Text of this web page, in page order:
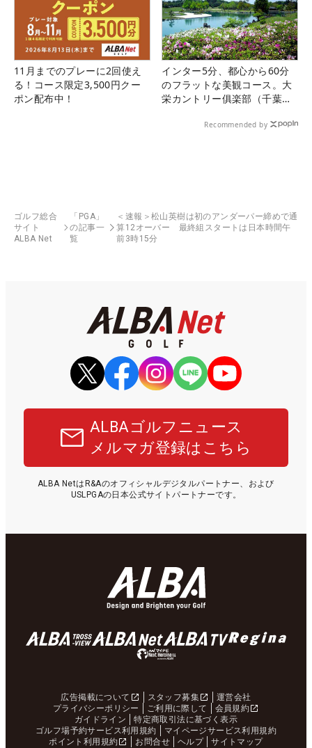
11月までのプレーに2回使え
る！コース限定3,500円クー
ポン配布中！
インター5分、都心から60分
のフラットな美観コース。大
栄カントリー俱楽部（千葉
Recommended by
ゴルフ総合
サイト
ALBA Net
「PGA」
の記事一
覧
＜速報＞松山英樹は初のアンダーパー締めで通
算12オーバー 最終組スタートは日本時間午
前3時15分
ALBAゴルフニュース
メルマガ登録はこちら
ALBA NetはR&Aのオフィシャルデジタルパートナー、および
USLPGAの日本公式サイトパートナーです。
広告掲載について スタッフ募集
運営会社
プライバシーポリシー
ご利用に際して
会員規約
ガイドライン
特定商取引法に基づく表示
ゴルフ場予約サービス利用規約
マイページサービス利用規約
ポイント利用規約
お問合せ ヘルプ サイトマップ